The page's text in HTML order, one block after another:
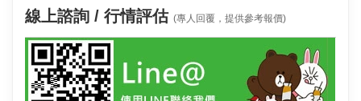
線上諮詢 / 行情評估 (專人回覆，提供參考報價)